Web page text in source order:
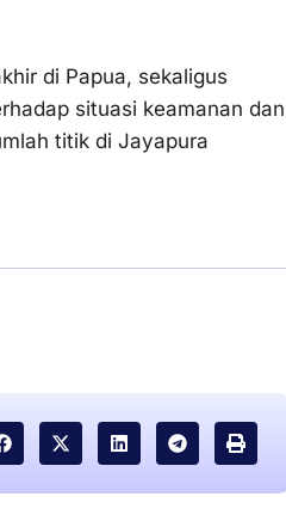
di Papua, sekaligus
situasi keamanan dan
titik di Jayapura